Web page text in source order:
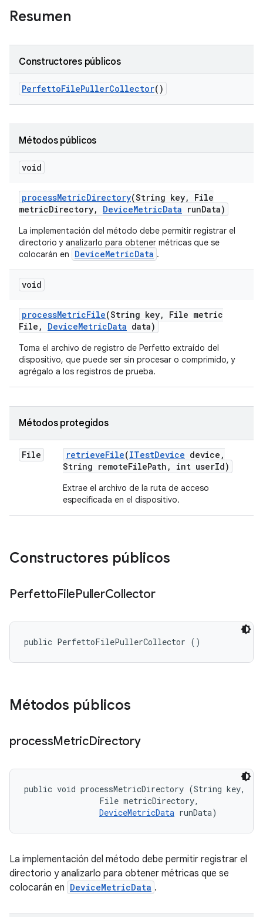
Resumen
Constructores públicos
PerfettoFilePullerCollector()
Métodos públicos
void
processMetricDirectory(String key,
File
metricDirectory, DeviceMetricData runData)
La implementación del método debe permitir registrar el
directorio y analizarlo para obtener métricas que se
colocarán en
DeviceMetricData .
void
processMetricFile(String key,
File metric
File , DeviceMetricData data)
Toma el archivo de registro de Perfetto extraído del
dispositivo, que puede ser sin procesar o comprimido, y
agrégalo a los registros de prueba.
Métodos protegidos
File retrieveFile(ITestDevice device ,
String remoteFilePath , int userId)
Extrae el archivo de la ruta de acceso
especificada en el dispositivo.
Constructores públicos
PerfettoFilePullerCollector
public PerfettoFilePullerCollector ()
Métodos públicos
processMetricDirectory
public void processMetricDirectory (String key,
                File metricDirectory,
DeviceMetricData runData)
La implementación del método debe permitir registrar el
directorio y analizarlo para obtener métricas que se
colocarán en DeviceMetricData .